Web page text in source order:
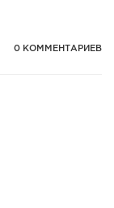
0 КОММЕНТАРИЕВ